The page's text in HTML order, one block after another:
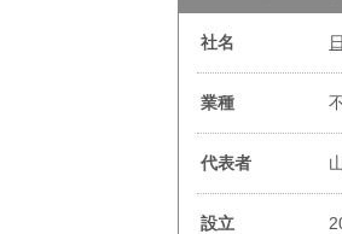
社名
業種
代表者
設立